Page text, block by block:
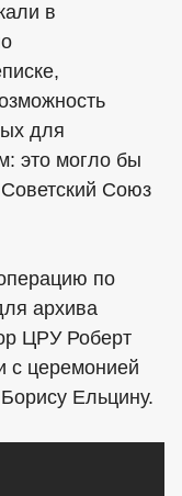
в
для
это могло бы
Союз
по
архива
ЦРУ Роберт
с церемонией
Ельцину.